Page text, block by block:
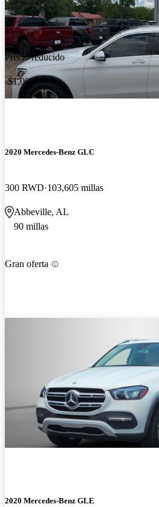
Precio reducido
-$1,000
2020 Mercedes-Benz GLC
300 RWD 103,605 millas
Abbeville, AL
90 millas
Gran oferta
2020 Mercedes-Benz GLE